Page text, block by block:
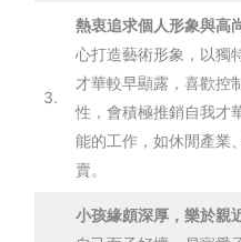
3.
熱衷追求個人形象與高
心打造藝術形象，以獨
才華較早顯露，喜歡控
性，會積極推銷自我才
能的工作，如休閒產業
賣。
小孩緣頗深厚，樂於親